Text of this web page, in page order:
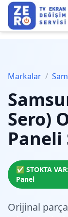
Markalar /
Sero)
Paneli
✅ STOKTA VAR:
Panel
Orijinal